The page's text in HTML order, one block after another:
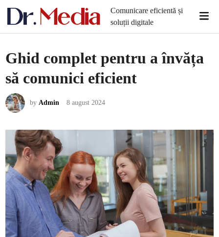
Comunicare eficientă și
soluții digitale
Ghid complet pentru a învăța
să comunici eficient
byAdmin 8 august 2024